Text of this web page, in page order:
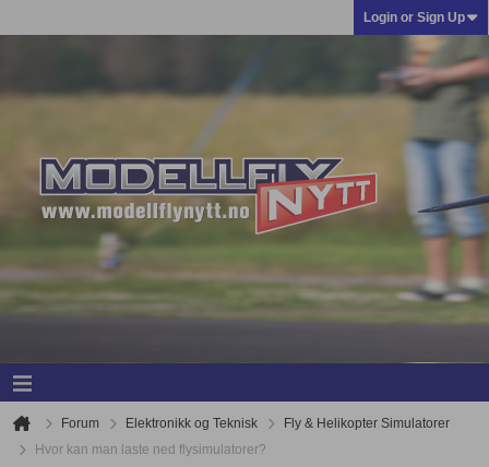
Login or Sign Up
Forum Elektronikk og Teknisk
Fly & Helikopter Simulatorer
Hvor kan man laste ned flysimulatorer?